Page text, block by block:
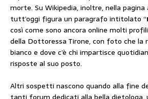
morte. Su Wikipedia, inoltre, nella pagina
tutt’oggi figura un paragrafo intitolato “
così come sono ancora online molti
della Dottoressa Tirone, con foto che la
bianco e dove c’è chi impartisce
risposte al suo posto.
Altri sospetti nascono quando alla fine
tanti forum dedicati alla bella dietologa,